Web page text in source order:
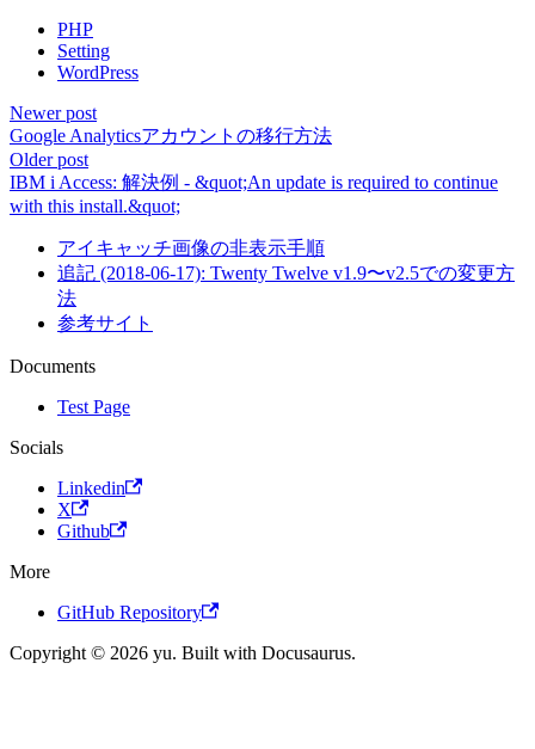
PHP
Setting
WordPress
Newer post
Google Analyticsアカウントの移行方法
Older post
IBM i Access: 解決例 - &quot;An update is required to continue
with this install.&quot;
アイキャッチ画像の非表示手順
追記 (2018-06-17): Twenty Twelve v1.9〜v2.5での変更方
法
参考サイト
Documents
Test Page
Socials
Linkedin
X
Github
More
GitHub Repository
Copyright © 2026 yu. Built with Docusaurus.